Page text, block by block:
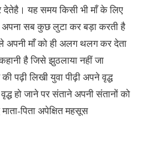
देतेहै। यह समय किसी भी माँ के लिए
सब कुछ लुटा कर बड़ा करती है
अपनी माँ को ही अलग थलग कर देता
है जिसे झुठलाया नहीं जा
पढ़ी लिखी युवा पीढ़ी अपने वृद्ध
हो जाने पर संताने अपनी संतानों को
पिता अपेक्षित महसूस